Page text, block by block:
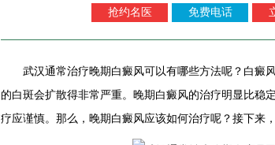
抢约名医 免费电话
武汉通常治疗晚期白癜风可以有哪些方法呢？白癜
的白斑会扩散得非常严重。晚期白癜风的治疗明显比稳
疗应谨慎。那么，晚期白癜风应该如何治疗呢？接下来